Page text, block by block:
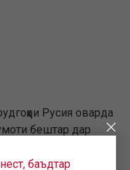
Русия оварда
бештар дар
ба истинод
баъдтар